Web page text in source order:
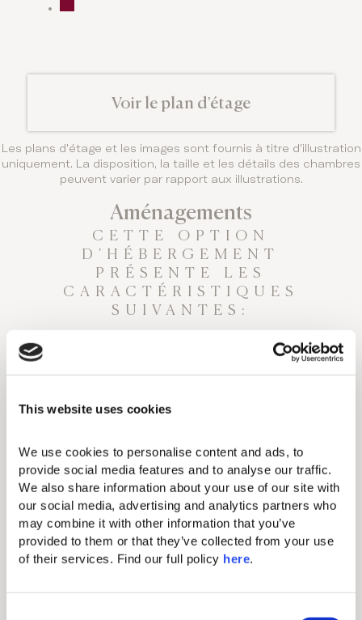
This website uses cookies
We use cookies to personalise content and ads, to
provide social media features and to analyse our traffic.
We also share information about your use of our site with
our social media, advertising and analytics partners who
may combine it with other information that you’ve
provided to them or that they’ve collected from your use
of their services. Find our full policy here.
Voir le plan d'étage
Les plans d'étage et les images sont fournis à titre d'illustration
uniquement. La disposition, la taille et les détails des chambres
peuvent varier par rapport aux illustrations.
Aménagements
CETTE OPTION
D'HÉBERGEMENT
PRÉSENTE LES
CARACTÉRISTIQUES
SUIVANTES:
WiFi gratuit
Climatisation dans chaque chambre
Téléviseur à écran plat 49"
Minibar (payant)
Trousse de premiers secours
Sèche-cheveux